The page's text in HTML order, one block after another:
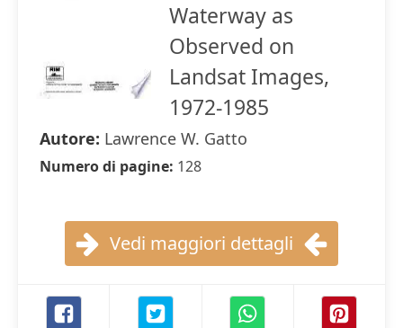
Waterway as
Observed on
Landsat Images,
1972-1985
Autore: Lawrence W. Gatto
Numero di pagine: 128
Vedi maggiori dettagli